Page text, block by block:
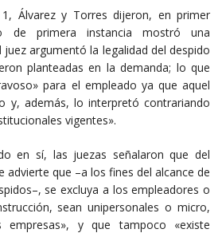
Álvarez y Torres dijeron, en primer
de primera instancia mostró una
argumentó la legalidad del despido
planteadas en la demanda; lo que
para el empleado ya que aquel
y, además, lo interpretó contrariando
vigentes».
en sí, las juezas señalaron que del
advierte que –a los fines del alcance de
se excluya a los empleadores o
sean unipersonales o micro,
empresas», y que tampoco «existe